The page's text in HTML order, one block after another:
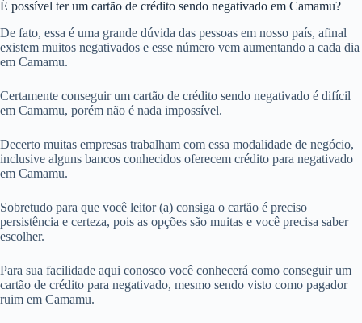
É possível ter um cartão de crédito sendo negativado em Camamu?
De fato, essa é uma grande dúvida das pessoas em nosso país, afinal
existem muitos negativados e esse número vem aumentando a cada dia
em Camamu.
Certamente conseguir um cartão de crédito sendo negativado é difícil
em Camamu, porém não é nada impossível.
Decerto muitas empresas trabalham com essa modalidade de negócio,
inclusive alguns bancos conhecidos oferecem crédito para negativado
em Camamu.
Sobretudo para que você leitor (a) consiga o cartão é preciso
persistência e certeza, pois as opções são muitas e você precisa saber
escolher.
Para sua facilidade aqui conosco você conhecerá como conseguir um
cartão de crédito para negativado, mesmo sendo visto como pagador
ruim em Camamu.